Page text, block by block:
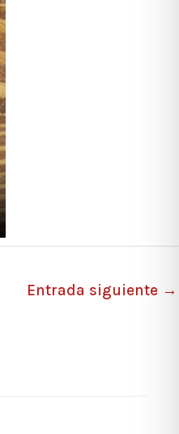
Entrada siguiente →